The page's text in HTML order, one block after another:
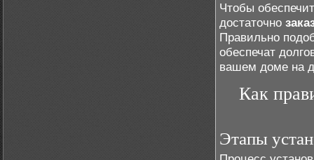
Чтобы
достаточно
Правильно
обеспечат
вашем доме на
Как
Этапы